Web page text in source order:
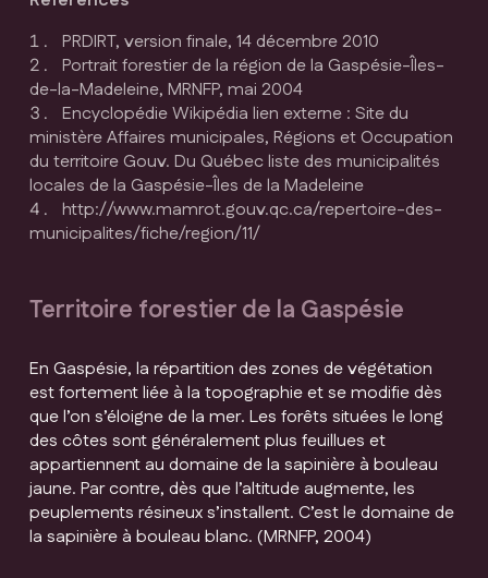
PRDIRT, version finale, 14 décembre 2010
Portrait forestier de la région de la Gaspésie-Îles-
de-la-Madeleine, MRNFP, mai 2004
Encyclopédie Wikipédia lien externe : Site du
ministère Affaires municipales, Régions et Occupation
du territoire Gouv. Du Québec liste des municipalités
locales de la Gaspésie-Îles de la Madeleine
http://www.mamrot.gouv.qc.ca/repertoire-des-
municipalites/fiche/region/11/
Territoire forestier de la Gaspésie
En Gaspésie, la répartition des zones de végétation
est fortement liée à la topographie et se modifie dès
que l’on s’éloigne de la mer. Les forêts situées le long
des côtes sont généralement plus feuillues et
appartiennent au domaine de la sapinière à bouleau
jaune. Par contre, dès que l’altitude augmente, les
peuplements résineux s’installent. C’est le domaine de
la sapinière à bouleau blanc. (MRNFP, 2004)